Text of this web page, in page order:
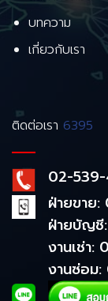
บทความ
เกี่ยวกับเรา
ติดต่อเรา 6395
02-
ฝ่ายขาย
ฝ่ายบัญชี
งานเช่า:
งานซ่อม